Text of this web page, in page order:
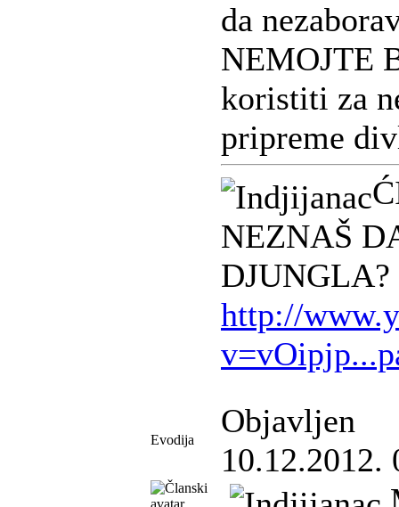
da
NEMOJTE
koristiti za
pripreme
NEZNAŠ
DJUNGLA?
http://
Evodija
Objavljen
10.12.2012.